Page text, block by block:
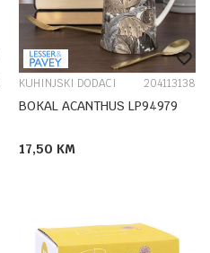
KUHINJSKI DODACI 204113138
BOKAL ACANTHUS LP94979
17,50 KM